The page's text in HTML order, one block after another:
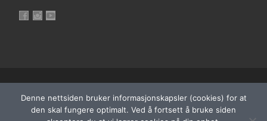
Vis profilen til NorskFlyteknikerOrganisasjon på Facebook
Vis profilen til norskflyteknikerorganisasjon på Instagram
– Designet med Customizr-temaet
Denne nettsiden bruker informasjonskapsler (cookies) for at
den skal fungere optimalt. Ved å fortsett å bruke siden